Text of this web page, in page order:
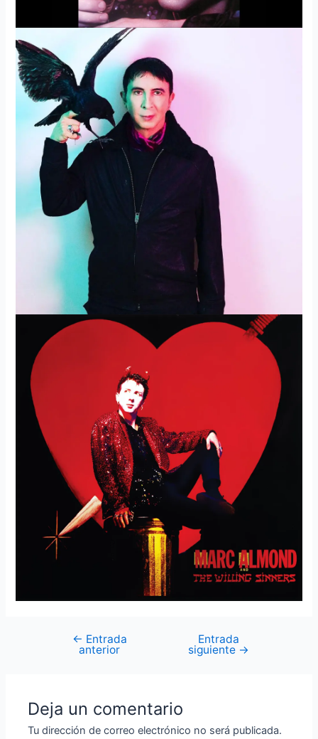
Navegación
← Entrada
anterior
Entrada
siguiente →
Deja un comentario
Tu dirección de correo electrónico no será publicada.